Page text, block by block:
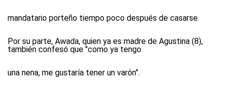
mandatario porteño tiempo poco después de casarse.
Por su parte, Awada, quien ya es madre de Agustina (8),
también confesó que "como ya tengo
una nena, me gustaría tener un varón".